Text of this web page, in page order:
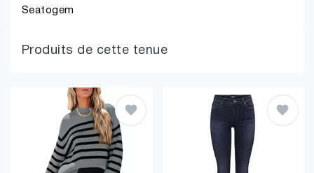
Seatogem
Produits de cette tenue